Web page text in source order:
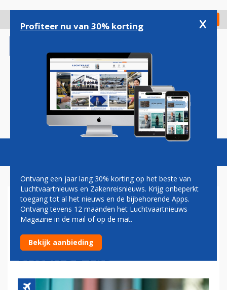
gaan
Check in
Magazine Podcasts Vacatures
ACM: LUCHTVAARTSECTOR
MOET STOPPEN MET
'GREENWASHING', KRIJGT 30
DAGEN DE TIJD
Profiteer nu van 30% korting x
Ontvang een jaar lang 30% korting op het beste van
Luchtvaartnieuws en Zakenreisnieuws. Krijg onbeperkt
toegang tot al het nieuws en de bijbehorende Apps.
Ontvang tevens 12 maanden het Luchtvaartnieuws
Magazine in de mail of op de mat.
Bekijk aanbieding